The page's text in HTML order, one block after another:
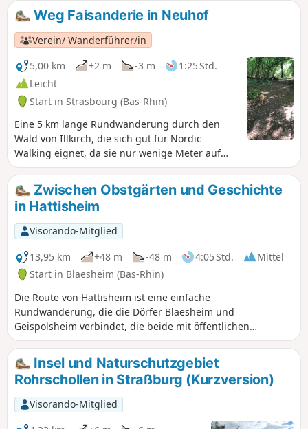
Weg Faisanderie in Neuhof
Verein/ Wanderführer/in
5,00 km
+2 m -3 m
1:25 Std.
Leicht
Start in Strasbourg (Bas-Rhin)
Eine 5 km lange Rundwanderung durch den
Wald von Illkirch, die sich gut für Nordic
Walking eignet, da sie nur wenige Meter auf
asphaltierten Straßen führt.
Zwischen Obstgärten und Geschichte
in Hattisheim
Visorando-Mitglied
13,95 km
+48 m -48 m 4:05 Std.
Mittel
Start in Blaesheim (Bas-Rhin)
Die Route von Hattisheim ist eine einfache
Rundwanderung, die die Dörfer Blaesheim und
Geispolsheim verbindet, die beide mit öffentlichen
Verkehrsmitteln von Straßburg aus erreichbar sind. Die mit
einem Roten Ring markierte Strecke bietet einen
abwechslungsreichen Spaziergang. Historisches Erbe mit
dem Gloeckelsberg-Turm (ehemaliger Glockenturm) in
Blaesheim und der Kapelle Notre-Dame des Sept-Douleurs
in Hattisheim. Naturlandschaften mit einer Strecke durch
Insel und Naturschutzgebiet
Rohrschollen in Straßburg (Kurzversion)
Visorando-Mitglied